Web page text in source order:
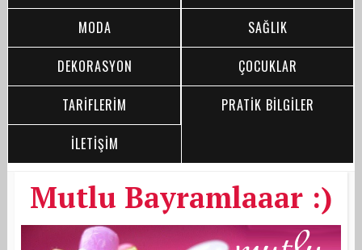
MODA
SAĞLIK
DEKORASYON
ÇOCUKLAR
TARİFLERİM
PRATİK BİLGİLER
İLETİŞİM
Mutlu Bayramlaaar :)